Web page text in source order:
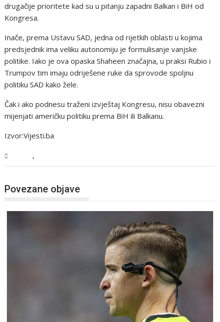
drugačije prioritete kad su u pitanju zapadni Balkan i BiH od
Kongresa.
Inače, prema Ustavu SAD, jedna od rijetkih oblasti u kojima
predsjednik ima veliku autonomiju je formulisanje vanjske
politike. Iako je ova opaska Shaheen značajna, u praksi Rubio i
Trumpov tim imaju odriješene ruke da sprovode spoljnu
politiku SAD kako žele.
Čak i ako podnesu traženi izvještaj Kongresu, nisu obavezni
mijenjati američku politiku prema BiH ili Balkanu.
Izvor:Vijesti.ba
,
Povezane objave